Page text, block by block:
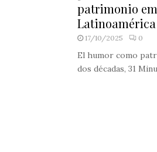
patrimonio
Latinoamérica
17/10/2025 0
El humor como
dos décadas, 31